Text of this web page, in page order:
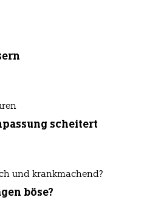
scheitert
und krankmachend?
böse?